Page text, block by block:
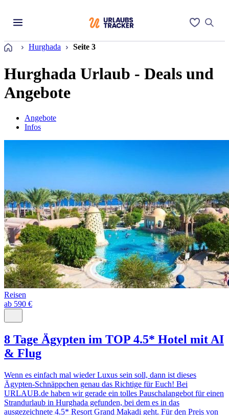
Startseite
Hurghada Seite 3
Hurghada Urlaub - Deals und
Angebote
Angebote
Infos
Reisen
ab 590 €
8 Tage Ägypten im TOP 4.5* Hotel mit AI
& Flug
Wenn es einfach mal wieder Luxus sein soll, dann ist dieses
Ägypten-Schnäppchen genau das Richtige für Euch! Bei
URLAUB.de haben wir gerade ein tolles Pauschalangebot für einen
Strandurlaub in Hurghada gefunden, bei dem es in das
ausgezeichnete 4.5* Resort Grand Makadi geht. Für den Preis von